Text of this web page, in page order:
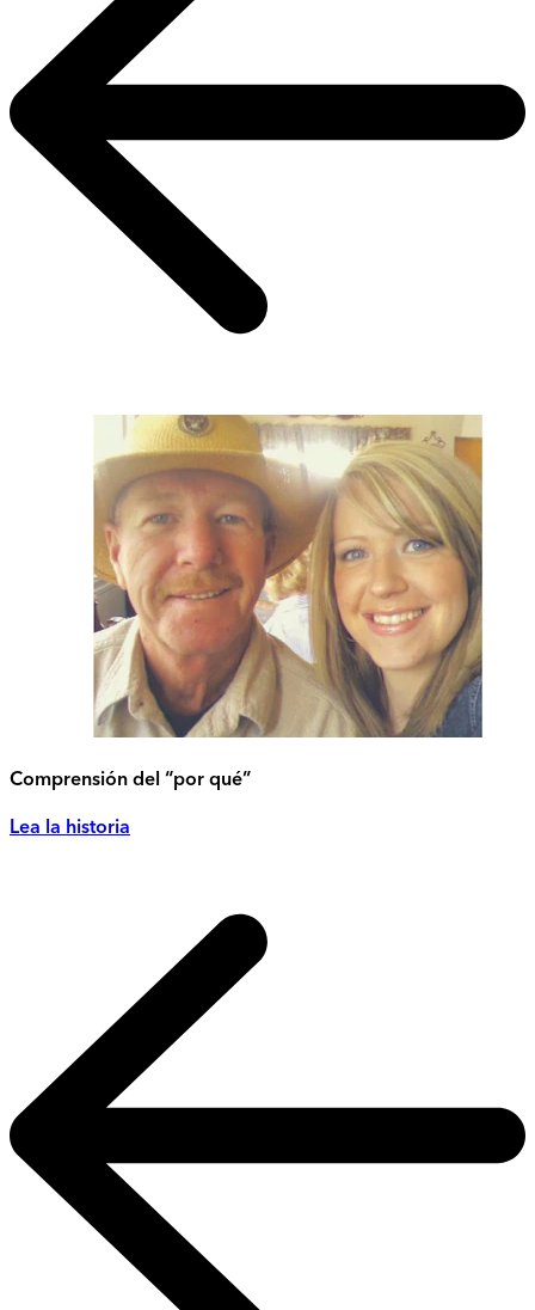
Comprensión del “por qué”
Lea la historia